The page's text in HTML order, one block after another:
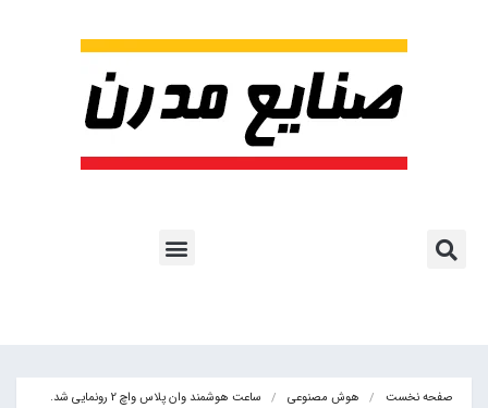
صفحه نخست هوش مصنوعی ساعت هوشمند وان پلاس واچ 2 رونمایی شد.